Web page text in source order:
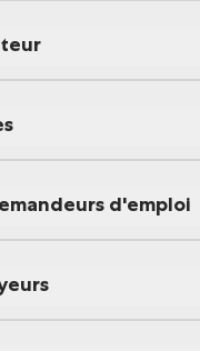
d'emploi